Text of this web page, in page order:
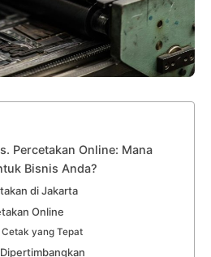
Percetakan Online: Mana
Bisnis Anda?
di Jakarta
Online
yang Tepat